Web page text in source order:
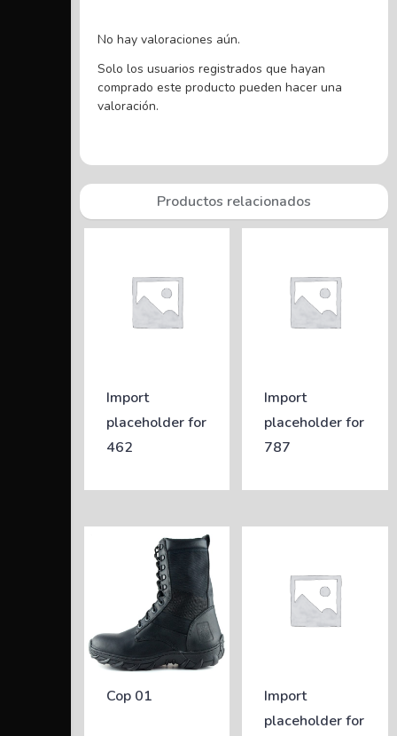
No hay valoraciones aún.
Solo los usuarios registrados que hayan
comprado este producto pueden hacer una
valoración.
Productos relacionados
Import
placeholder for
462
Import
placeholder for
787
Cop 01
Import
placeholder for